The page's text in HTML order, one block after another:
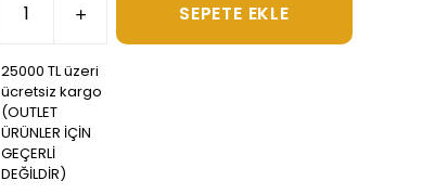
SEPETE EKLE
25000 TL üzeri
ücretsiz kargo
(OUTLET
ÜRÜNLER İÇİN
GEÇERLİ
DEĞİLDİR)